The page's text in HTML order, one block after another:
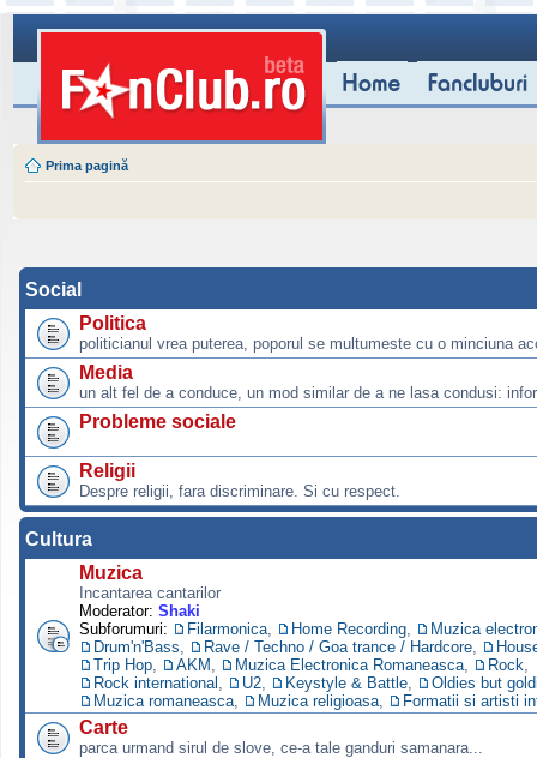
Prima pagină
Social
Politica
politicianul vrea puterea, poporul se multumeste cu o minciuna
Media
un alt fel de a conduce, un mod similar de a ne lasa condusi:
Probleme sociale
Religii
Despre religii, fara discriminare. Si cu respect.
Cultura
Muzica
Incantarea cantarilor
Moderator: Shaki
Subforumuri:
Filarmonica Home Recording
Muzica
Drum'n'Bass
Rave / Techno / Goa trance / Hardcore
Trip Hop
AKM Muzica Electronica Romaneasca Rock
Rock international
U2 Keystyle & Battle
Oldies but
Muzica romaneasca
Muzica religioasa Formatii si artisti
Carte
parca urmand sirul de slove, ce-a tale ganduri samanara...